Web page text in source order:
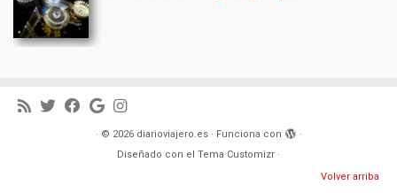
· © 2026 diarioviajero.es· Funciona con
·
Diseñado con el Tema Customizr ·
Volver arriba